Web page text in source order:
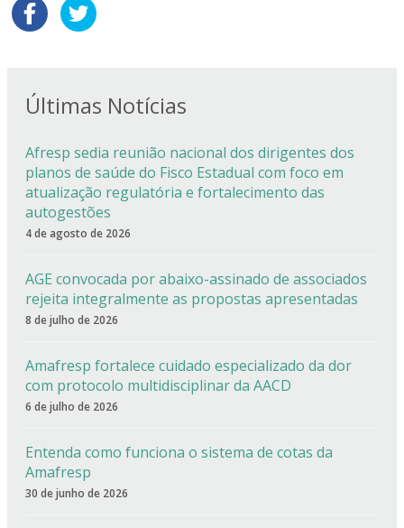
Últimas Notícias
Afresp sedia reunião nacional dos dirigentes dos
planos de saúde do Fisco Estadual com foco em
atualização regulatória e fortalecimento das
autogestões
4 de agosto de 2026
AGE convocada por abaixo-assinado de associados
rejeita integralmente as propostas apresentadas
8 de julho de 2026
Amafresp fortalece cuidado especializado da dor
com protocolo multidisciplinar da AACD
6 de julho de 2026
Entenda como funciona o sistema de cotas da
Amafresp
30 de junho de 2026